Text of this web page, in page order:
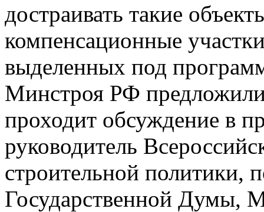
достраивать такие
компенсационные
выделенных под
Минстроя РФ
проходит обсуждение в
руководитель
строительной политики,
Государственной Думы,